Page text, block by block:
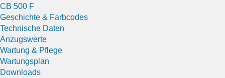
CB 500 F
Geschichte & Farbcodes
Technische Daten
Anzugswerte
Wartung & Pflege
Wartungsplan
Downloads